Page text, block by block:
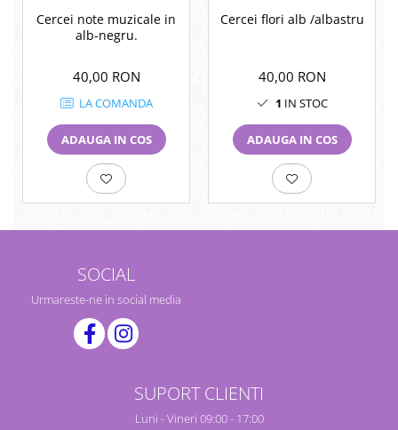
Cercei note muzicale in
alb-negru.
40,00 RON
LA COMANDA
ADAUGA IN COS
Cercei flori alb /albastru
40,00 RON
1 IN STOC
ADAUGA IN COS
SOCIAL
Urmareste-ne in social media
SUPORT CLIENTI
Luni - Vineri 09:00 - 17:00